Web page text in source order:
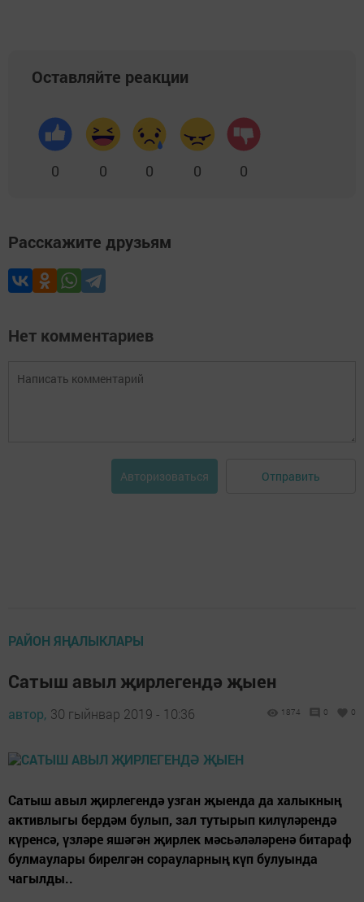
Оставляйте реакции
0 0 0 0 0
Расскажите друзьям
Нет комментариев
Авторизоваться Отправить
РАЙОН ЯҢАЛЫКЛАРЫ
Сатыш авыл җирлегендә җыен
автор, 30 гыйнвар 2019 - 10:36 1874 0 0
Сатыш авыл җирлегендә узган җыенда да халыкның
активлыгы бердәм булып, зал тутырып килүләрендә
күренсә, үзләре яшәгән җирлек мәсьәләләренә битараф
булмаулары бирелгән сорауларның күп булуында
чагылды..